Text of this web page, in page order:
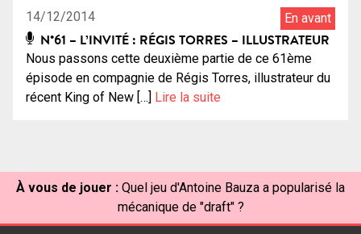
14/12/2014 En avant
N°61 – L’INVITÉ : RÉGIS TORRES – ILLUSTRATEUR
Nous passons cette deuxième partie de ce 61ème
épisode en compagnie de Régis Torres, illustrateur du
récent King of New […] Lire la suite
À vous de jouer : Quel jeu d'Antoine Bauza a popularisé la
mécanique de "draft" ?